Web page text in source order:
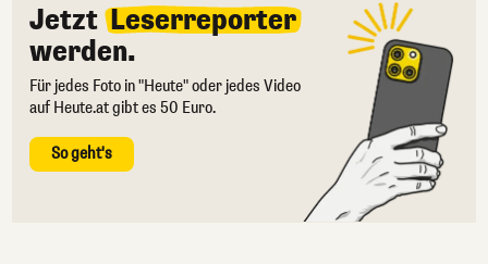
Jetzt Leserreporter
werden.
Für jedes Foto in "Heute" oder jedes Video
auf Heute.at gibt es 50 Euro.
So geht's